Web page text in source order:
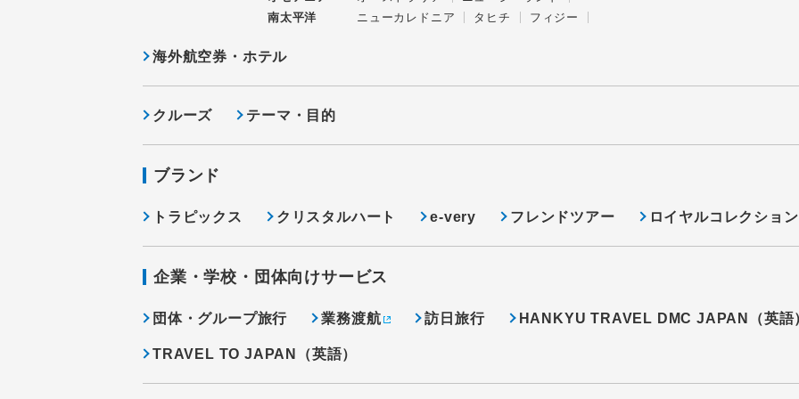
南太平洋
ニューカレドニア タヒチ フィジー
海外航空券・ホテル
クルーズ テーマ・目的
ブランド
トラピックス クリスタルハート e-very フレンドツアー ロイヤルコレクション
企業・学校・団体向けサービス
団体・グループ旅行 業務渡航 訪日旅行 HANKYU TRAVEL DMC JAPAN（英語
TRAVEL TO JAPAN（英語）